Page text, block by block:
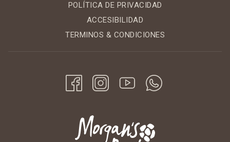
POLÍTICA DE PRIVACIDAD
ACCESIBILIDAD
TERMINOS & CONDICIONES